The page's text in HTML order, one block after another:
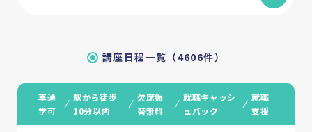
講座日程一覧（4606件）
車通
学可
駅から徒歩
10分以内
欠席振
替無料
就職キャッシ
ュバック
就職
支援